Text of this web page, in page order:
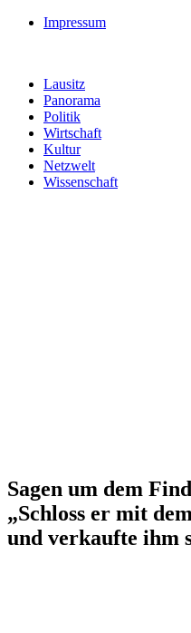
Impressum
Lausitz
Panorama
Politik
Wirtschaft
Kultur
Netzwelt
Wissenschaft
Sagen um dem
„Schloss er mit
und verkaufte ihm